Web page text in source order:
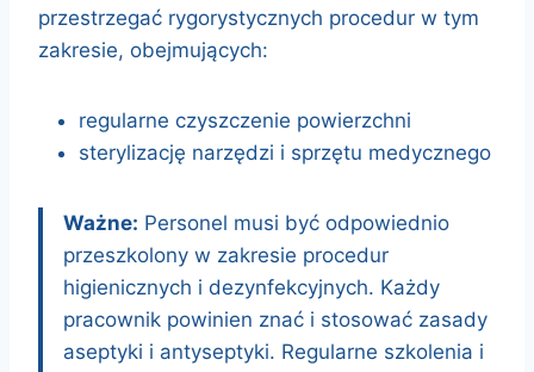
przestrzegać rygorystycznych procedur w tym
zakresie, obejmujących:
regularne czyszczenie powierzchni
sterylizację narzędzi i sprzętu medycznego
Ważne: Personel musi być odpowiednio
przeszkolony w zakresie procedur
higienicznych i dezynfekcyjnych. Każdy
pracownik powinien znać i stosować zasady
aseptyki i antyseptyki. Regularne szkolenia i